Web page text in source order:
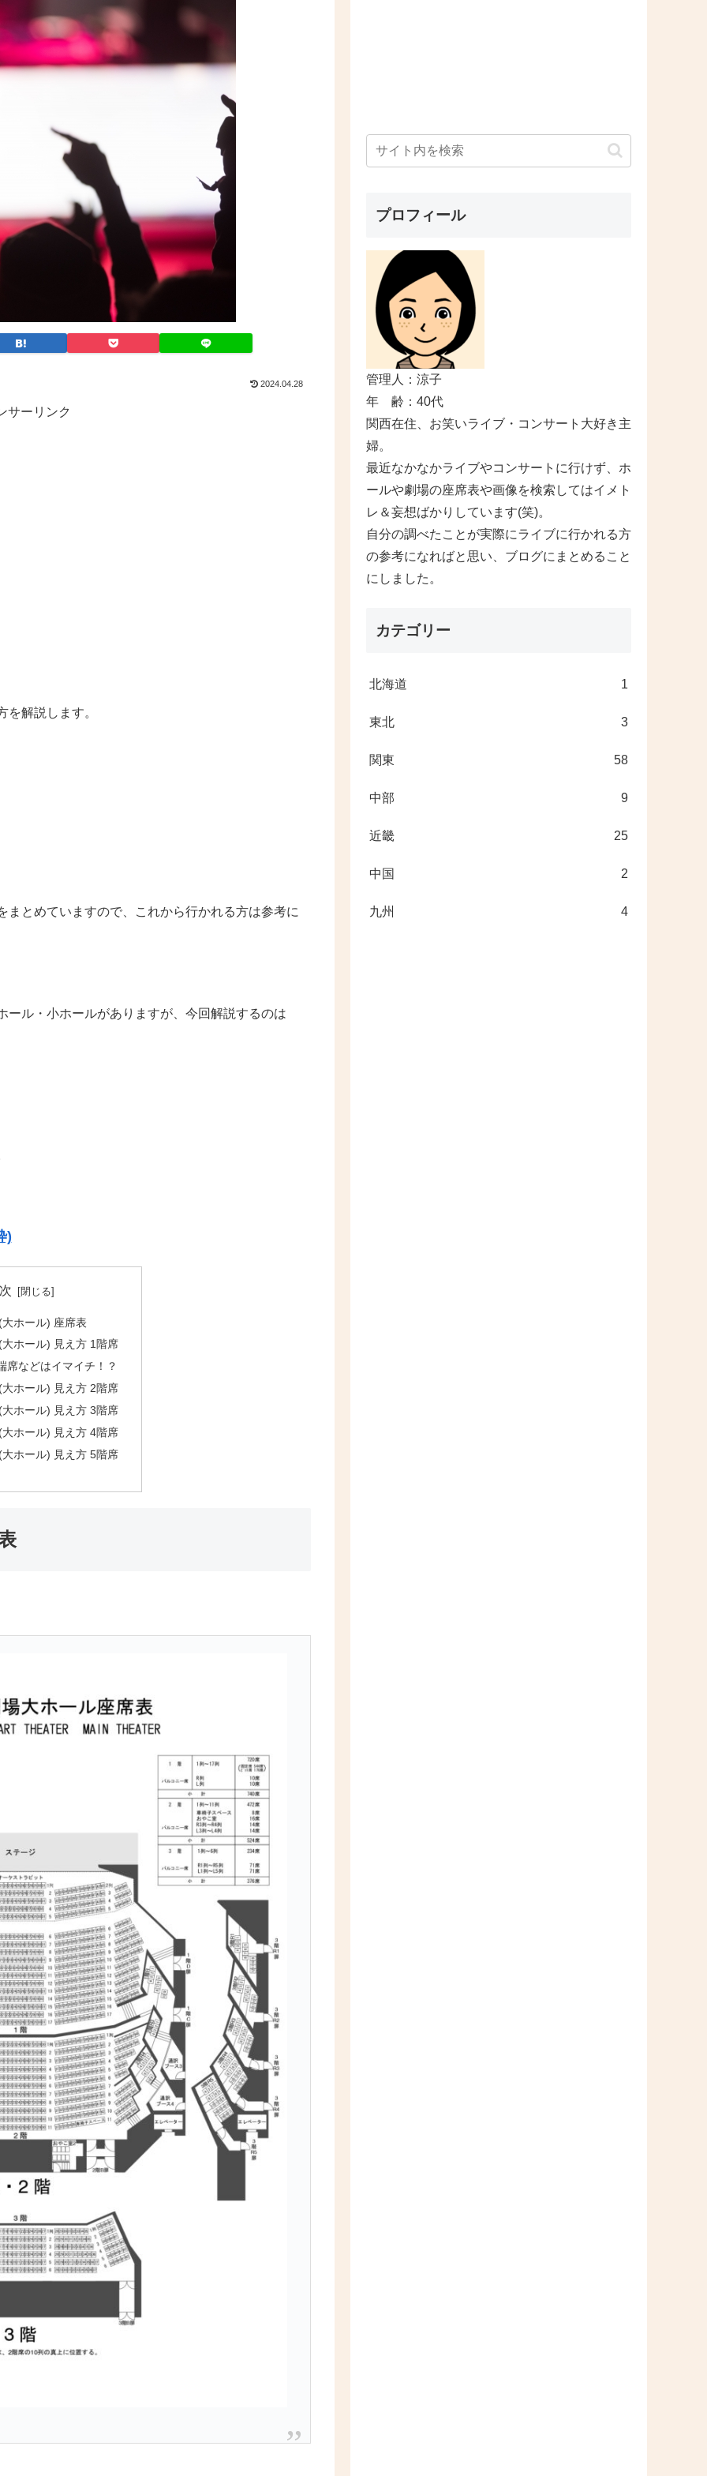
2024.04.28
サーリンク
解説します。
とめていますので、これから行かれる方は参考に
ル・小ホールがありますが、今回解説するのは
)
ホール) 座席表
ホール) 見え方 1階席
席などはイマイチ！？
ホール) 見え方 2階席
ホール) 見え方 3階席
ホール) 見え方 4階席
ホール) 見え方 5階席
プロフィール
管理人：涼子
年 齢：40代
関西在住、お笑いライブ・コンサート大好き主
婦。
最近なかなかライブやコンサートに行けず、ホ
ールや劇場の座席表や画像を検索してはイメト
レ＆妄想ばかりしています(笑)。
自分の調べたことが実際にライブに行かれる方
の参考になればと思い、ブログにまとめること
にしました。
カテゴリー
北海道 1
東北 3
関東 58
中部 9
近畿 25
中国 2
九州 4